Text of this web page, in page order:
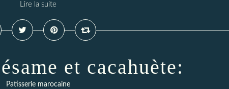
Lire la suite
et cacahuète:
Patisserie marocaine